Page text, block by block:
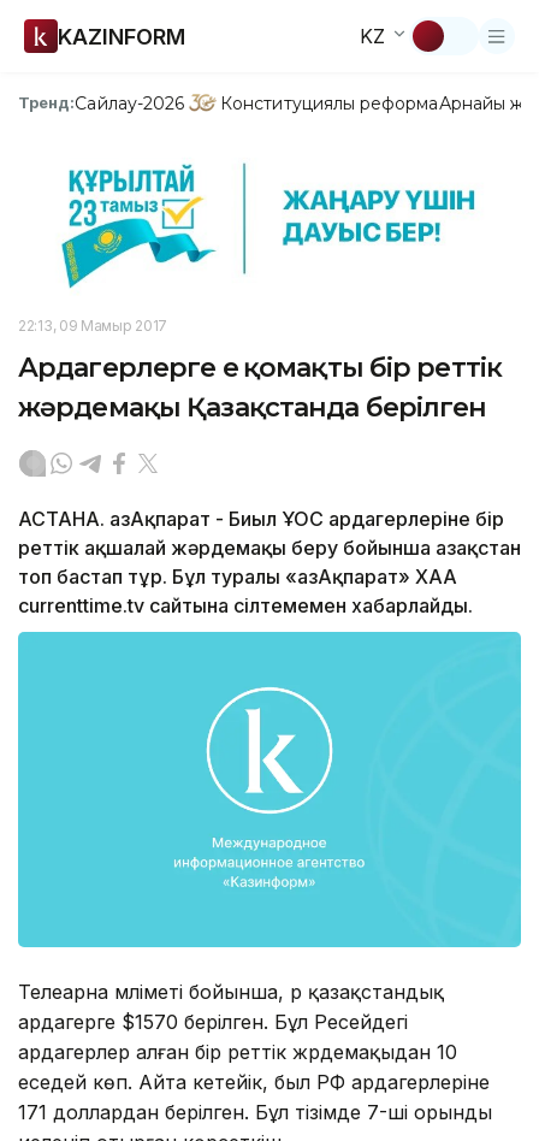
KAZINFORM KZ
Тренд:Сайлау-2026 Конституциялық реформаАрнайы
22:13, 09 Мамыр 2017
Ардагерлерге ең қомақты бір реттік
жәрдемақы Қазақстанда берілген
АСТАНА. ҚазАқпарат - Биыл ҰОС ардагерлеріне бір
реттік ақшалай жәрдемақы беру бойынша Қазақстан
топ бастап тұр. Бұл туралы «ҚазАқпарат» ХАА
currenttime.tv сайтына сілтемемен хабарлайды.
Телеарна мәліметі бойынша, әр қазақстандық
ардагерге $1570 берілген. Бұл Ресейдегі
ардагерлер алған бір реттік жәрдемақыдан 10
еседей көп. Айта кетейік, был РФ ардагерлеріне
171 доллардан берілген. Бұл тізімде 7-ші орынды